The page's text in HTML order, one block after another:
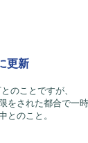
更新
のことですが、
された都合で一
とのこと。